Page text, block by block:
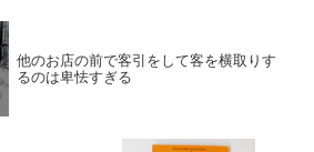
他のお店の前で客引をして客を横取りす
るのは卑怯すぎる